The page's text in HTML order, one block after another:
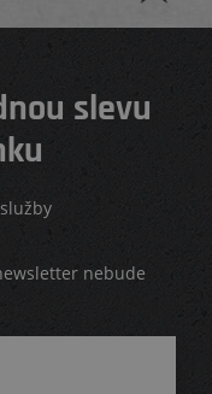
slevu
nebude